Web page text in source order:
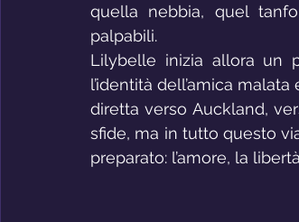
quella nebbia, quel
palpabili.
Lilybelle inizia allora un
l’identità dell’amica
diretta verso Auckland,
sfide, ma in tutto questo
preparato: l’amore, la